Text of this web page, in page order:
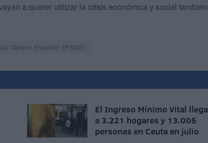
a querer utilizar la crisis económica y social también
Obrero Español (PSOE)
El Ingreso Mínimo Vital llega
a 3.221 hogares y 13.005
personas en Ceuta en julio